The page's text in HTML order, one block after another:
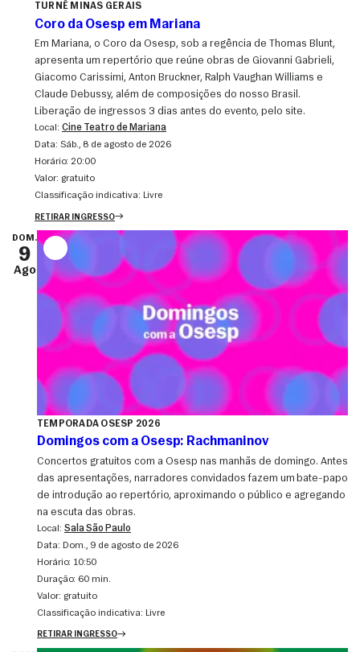
TURNÊ MINAS GERAIS
Coro da Osesp em Mariana
Em Mariana, o Coro da Osesp, sob a regência de Thomas Blunt,
apresenta um repertório que reúne obras de Giovanni Gabrieli,
Giacomo Carissimi, Anton Bruckner, Ralph Vaughan Williams e
Claude Debussy, além de composições do nosso Brasil.
Liberação de ingressos 3 dias antes do evento, pelo site.
Local: Cine Teatro de Mariana
Data:
sáb., 8 de agosto de 2026
Horário: 20:00
Valor: gratuito
Classificação indicativa: Livre
RETIRAR INGRESSO
DOM.
9
Ago
TEMPORADA OSESP 2026
Domingos com a Osesp: Rachmaninov
Concertos gratuitos com a Osesp nas manhãs de domingo. Antes
das apresentações, narradores convidados fazem um bate-papo
de introdução ao repertório, aproximando o público e agregando
na escuta das obras.
Local: Sala São Paulo
Data:
dom., 9 de agosto de 2026
Horário: 10:50
Duração: 60 min.
Valor: gratuito
Classificação indicativa: Livre
RETIRAR INGRESSO